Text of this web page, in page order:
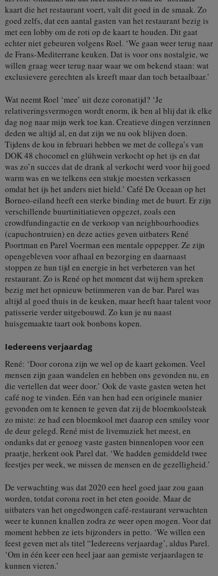
kaart die het restaurant voert, valt dit goed in de smaak. Zo
goed zelfs, dat een aantal gasten van het restaurant bezig is
met een lobby om de roti op de kaart te houden. Dit gaat
echter niet gebeuren volgens Roel. ‘We gaan weer terug naar
de Frans-Mediterrane keuken. Dat is voor ons nostalgie, we
willen graag weer terug naar waar we om bekend staan: wat
exclusievere gerechten als kreeft maar dan toch betaalbaar.’
Wat neemt Roel ‘mee’ uit deze coronatijd? ‘Je
relativeringsvermogen wordt enorm, ik ben al blij dat ik elke
dag nog naar mijn werk toe kan. Creatieve dingen verzinnen
deden we altijd al, en dat zijn we nu ook blijven doen.
Tijdens de kou in februari hebben we met de collega’s van
DOK 48 chocomel en glühwein verkocht op het ijs en dat
was zo’n succes dat de drank al verkocht werd voor hij goed
warm was en we telkens een stukje moesten verkassen
omdat het ijs het anders niet hield.’ Café De Oceaan op het
Borneo-eiland heeft een sterke binding met de buurt. Er zijn
verschillende buurtinitiatieven opgezet, zoals een
crowdfundingactie en de verkoop van neighbourhoodies
(capuchontruien) en deze acties geven uitbaters René
Poortman en Parel Voerman een mentale oppepper. Ze zijn
opengebleven voor afhaal en bezorging en daarnaast
stoppen ze hun tijd en energie in het verbeteren van het
restaurant. Zo is René op het moment dat wij hem spreken
bezig met het opnieuw betimmeren van de bar. Parel was
altijd al goed thuis in de keuken, maar heeft haar talent voor
patisserie verder uitgebouwd. Zo kun je nu naast
huisgemaakte taart ook bonbons kopen.
Iedereens verjaardag
René: ‘Door corona zijn we wel op de kaart gekomen. Veel
mensen zijn gaan wandelen en hebben ons gevonden nu, en
die vertellen dat weer door.’ Ook de vaste gasten weten het
café nog te vinden. Eén van hen had een originele manier
gevonden om te kennen te geven dat zij de bloemkoolsteak
zo miste: ze had een bloemkool met daarop een smiley voor
de deur gelegd. René mist de livemuziek het meest, en
ondanks dat er genoeg vaste gasten binnenlopen voor een
praatje, herkent ook Parel dat. ‘We hadden gemiddeld twee
feestjes per week, we missen de mensen en de gezelligheid.’
De verwachting was dat 2020 een heel goed jaar zou gaan
worden, totdat corona roet in het eten gooide. Maar de
uitbaters van het ongedwongen café-restaurant verwachten
weer te kunnen knallen zodra ze weer open mogen. Voor dat
moment hebben ze iets bijzonders in petto. ‘We willen een
feest geven met als titel “Iedereens verjaardag’, aldus Parel.
‘Om in één keer een heel jaar aan gemiste verjaardagen te
kunnen vieren.’